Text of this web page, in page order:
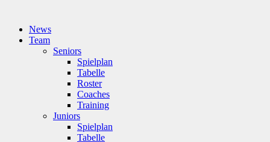
News
Team
Seniors
Spielplan
Tabelle
Roster
Coaches
Training
Juniors
Spielplan
Tabelle